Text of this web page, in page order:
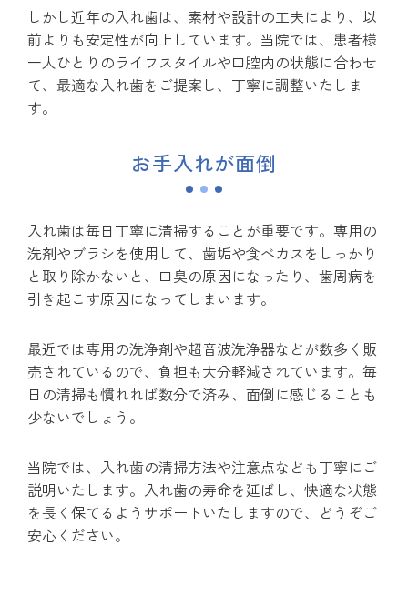
しかし近年の入れ歯は、素材や設計の工夫により、以
前よりも安定性が向上しています。当院では、患者様
一人ひとりのライフスタイルや口腔内の状態に合わせ
て、最適な入れ歯をご提案し、丁寧に調整いたしま
す。
お手入れが面倒
入れ歯は毎日丁寧に清掃することが重要です。専用の
洗剤やブラシを使用して、歯垢や食べカスをしっかり
と取り除かないと、口臭の原因になったり、歯周病を
引き起こす原因になってしまいます。
最近では専用の洗浄剤や超音波洗浄器などが数多く販
売されているので、負担も大分軽減されています。毎
日の清掃も慣れれば数分で済み、面倒に感じることも
少ないでしょう。
当院では、入れ歯の清掃方法や注意点なども丁寧にご
説明いたします。入れ歯の寿命を延ばし、快適な状態
を長く保てるようサポートいたしますので、どうぞご
安心ください。